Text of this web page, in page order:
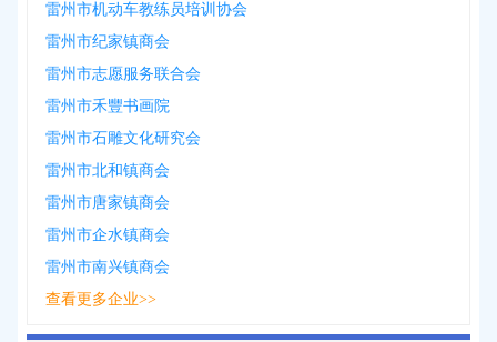
雷州市机动车教练员培训协会
雷州市纪家镇商会
雷州市志愿服务联合会
雷州市禾豐书画院
雷州市石雕文化研究会
雷州市北和镇商会
雷州市唐家镇商会
雷州市企水镇商会
雷州市南兴镇商会
查看更多企业>>